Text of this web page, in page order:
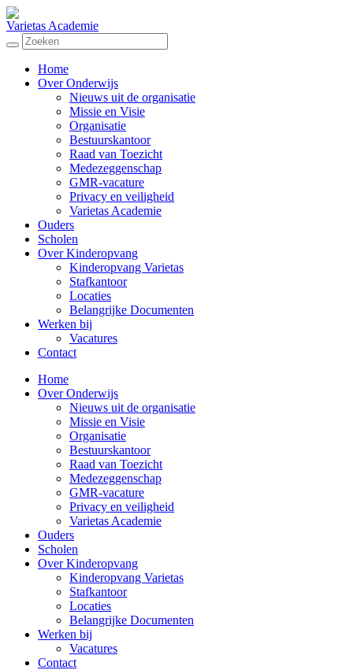
Varietas Academie
Home
Over Onderwijs
Nieuws uit de organisatie
Missie en Visie
Organisatie
Bestuurskantoor
Raad van Toezicht
Medezeggenschap
GMR-vacature
Privacy en veiligheid
Varietas Academie
Ouders
Scholen
Over Kinderopvang
Kinderopvang Varietas
Stafkantoor
Locaties
Belangrijke Documenten
Werken bij
Vacatures
Contact
Home
Over Onderwijs
Nieuws uit de organisatie
Missie en Visie
Organisatie
Bestuurskantoor
Raad van Toezicht
Medezeggenschap
GMR-vacature
Privacy en veiligheid
Varietas Academie
Ouders
Scholen
Over Kinderopvang
Kinderopvang Varietas
Stafkantoor
Locaties
Belangrijke Documenten
Werken bij
Vacatures
Contact